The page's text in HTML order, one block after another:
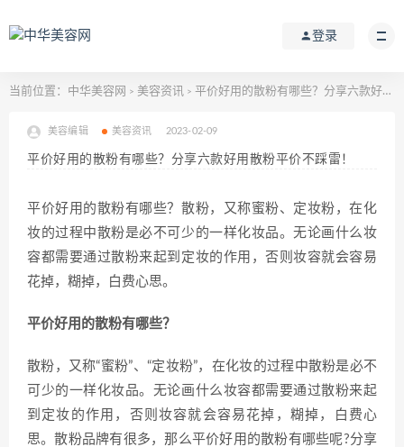
登录
当前位置： 中华美容网 > 美容资讯 > 平价好用的散粉有哪些？分享六款好用散粉平价不踩雷！
美容编辑 美容资讯 2023-02-09
平价好用的散粉有哪些？分享六款好用散粉平价不踩雷！
平价好用的散粉有哪些？散粉，又称蜜粉、定妆粉，在化
妆的过程中散粉是必不可少的一样化妆品。无论画什么妆
容都需要通过散粉来起到定妆的作用，否则妆容就会容易
花掉，糊掉，白费心思。
平价好用的散粉有哪些？
散粉，又称“蜜粉”、“定妆粉”，在化妆的过程中散粉是必不
可少的一样化妆品。无论画什么妆容都需要通过散粉来起
到定妆的作用，否则妆容就会容易花掉，糊掉，白费心
思。散粉品牌有很多，那么平价好用的散粉有哪些呢?分享